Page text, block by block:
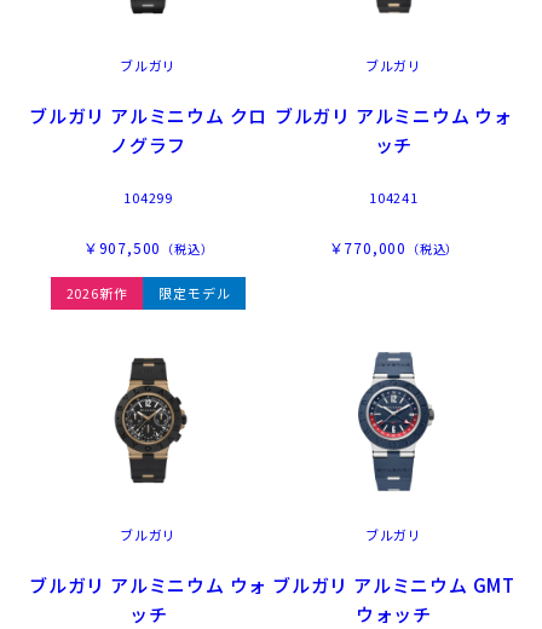
ブルガリ
ブルガリ アルミニウム クロ
ノグラフ
104299
￥907,500 （税込）
2026新作 限定モデル
ブルガリ
ブルガリ アルミニウム ウォ
ッチ
104241
￥770,000 （税込）
ブルガリ
ブルガリ アルミニウム ウォ
ッチ
ブルガリ
ブルガリ アルミニウム GMT
ウォッチ